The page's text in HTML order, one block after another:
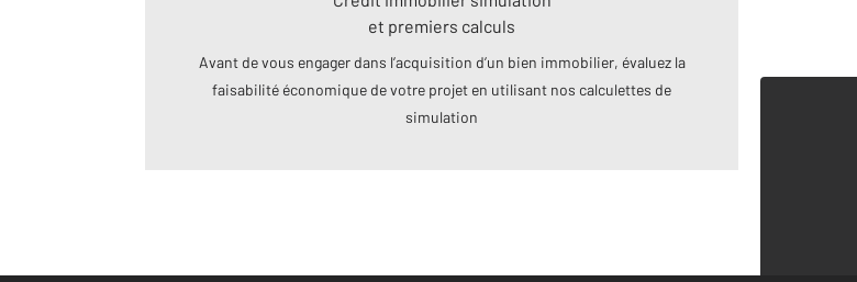
et premiers calculs
Avant de vous engager dans l’acquisition d’un bien immobilier, évaluez la
faisabilité économique de votre projet en utilisant nos calculettes de
simulation